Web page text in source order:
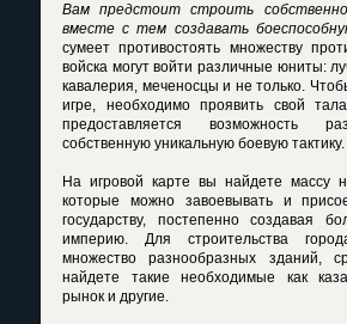
Вам предстоит строить
вместе с тем создавать
сумеет противостоять множеству
войска могут войти различные юниты:
кавалерия, меченосцы и не только.
игре, необходимо проявить свой
предоставляется возможность
собственную уникальную боевую тактику.
На игровой карте вы найдете массу
которые можно завоевывать и
государству, постепенно создавая
империю. Для строительства
множество разнообразных зданий,
найдете такие необходимые как
рынок и другие.